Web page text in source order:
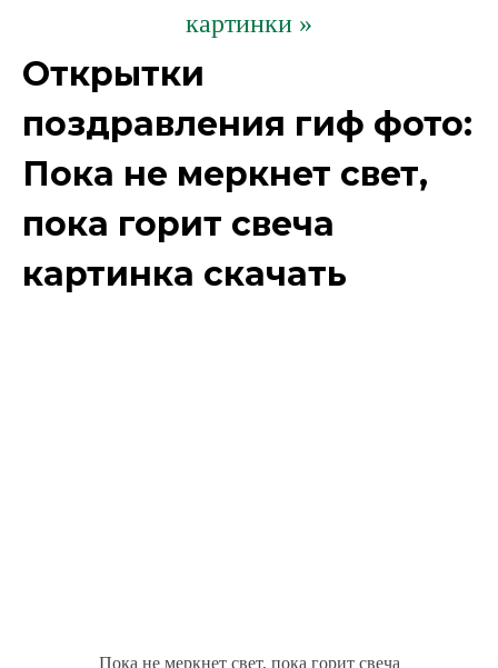
картинки »
Открытки
поздравления гиф фото:
Пока не меркнет свет,
пока горит свеча
картинка скачать
Пока не меркнет свет, пока горит свеча